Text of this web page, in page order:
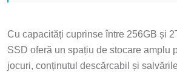
Cu capacități cuprinse între 256GB și
SSD oferă un spațiu de stocare amplu
jocuri, conținutul descărcabil și